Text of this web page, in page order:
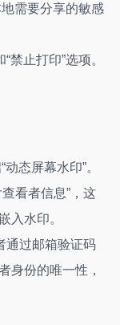
地需要分享的敏感
禁止打印”选项。
态屏幕水印”。
看者信息”，这
入水印。
通过邮箱验证码
身份的唯一性，